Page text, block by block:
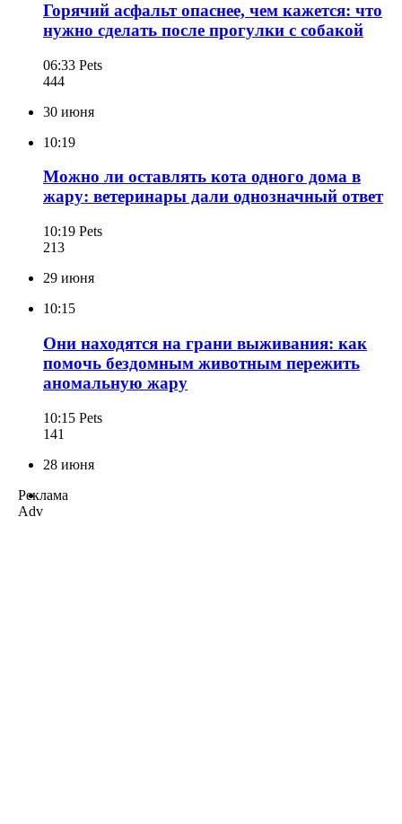
Горячий асфальт опаснее, чем кажется: что
нужно сделать после прогулки с собакой
06:33 Pets
444
30 июня
10:19
Можно ли оставлять кота одного дома в
жару: ветеринары дали однозначный ответ
10:19 Pets
213
29 июня
10:15
Они находятся на грани выживания: как
помочь бездомным животным пережить
аномальную жару
10:15 Pets
141
28 июня
Реклама
Adv